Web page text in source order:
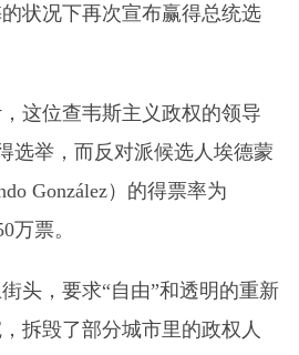
状况下再次宣布赢得总统选
这位查韦斯主义政权的领导
选举，而反对派候选人埃德蒙
González） 的得票率为
万票。
头，要求“自由”和透明的重新
拆毁了部分城市里的政权人